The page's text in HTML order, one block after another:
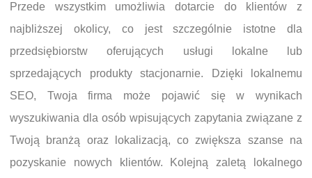
Przede wszystkim umożliwia dotarcie do klientów z
najbliższej okolicy, co jest szczególnie istotne dla
przedsiębiorstw oferujących usługi lokalne lub
sprzedających produkty stacjonarnie. Dzięki lokalnemu
SEO, Twoja firma może pojawić się w wynikach
wyszukiwania dla osób wpisujących zapytania związane z
Twoją branżą oraz lokalizacją, co zwiększa szanse na
pozyskanie nowych klientów. Kolejną zaletą lokalnego